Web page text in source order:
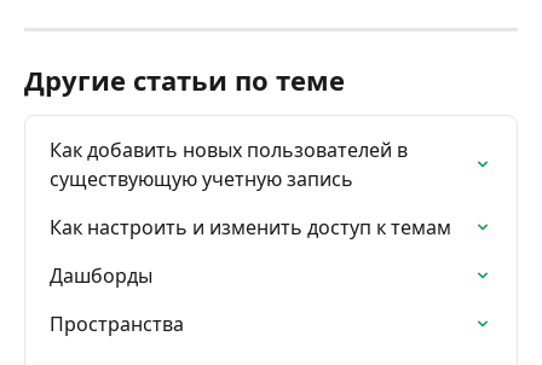
Другие статьи по теме
Как добавить новых пользователей в
существующую учетную запись
Как настроить и изменить доступ к темам
Дашборды
Проcтранства